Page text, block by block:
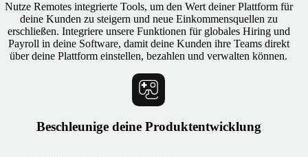
Nutze Remotes integrierte Tools, um den Wert deiner Plattform für
deine Kunden zu steigern und neue Einkommensquellen zu
erschließen. Integriere unsere Funktionen für globales Hiring und
Payroll in deine Software, damit deine Kunden ihre Teams direkt
über deine Plattform einstellen, bezahlen und verwalten können.
Beschleunige deine Produktentwicklung